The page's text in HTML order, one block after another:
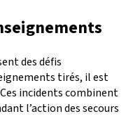
des défis
tirés, il est
incidents combinent
l’action des secours